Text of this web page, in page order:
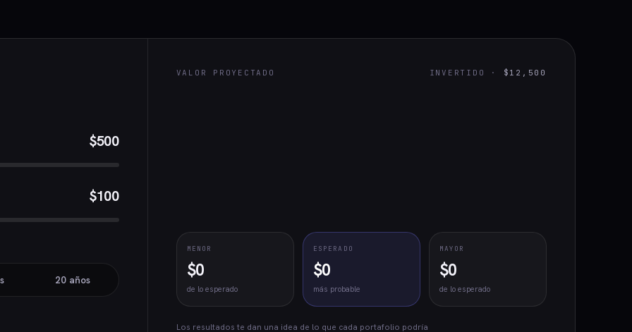
$500
$100
20 años
VALOR PROYECTADO INVERTIDO · $12,500
MENOR
$0
de lo esperado
ESPERADO
$0
más probable
MAYOR
$0
de lo esperado
Los resultados te dan una idea de lo que cada portafolio podría